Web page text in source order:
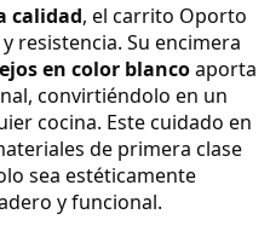
calidad, el carrito Oporto
resistencia. Su encimera
en color blanco aporta
convirtiéndolo en un
cocina. Este cuidado en
de primera clase
sea estéticamente
y funcional.